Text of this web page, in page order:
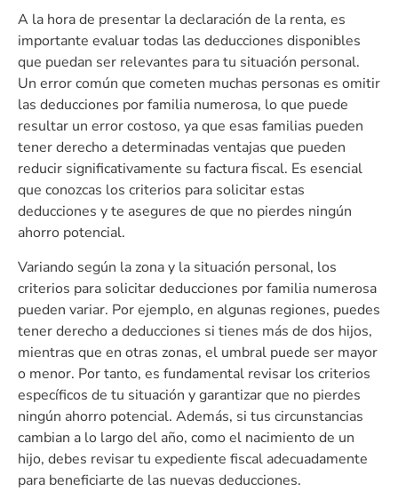
A la hora de presentar la declaración de la renta, es
importante evaluar todas las deducciones disponibles
que puedan ser relevantes para tu situación personal.
Un error común que cometen muchas personas es omitir
las deducciones por familia numerosa, lo que puede
resultar un error costoso, ya que esas familias pueden
tener derecho a determinadas ventajas que pueden
reducir significativamente su factura fiscal. Es esencial
que conozcas los criterios para solicitar estas
deducciones y te asegures de que no pierdes ningún
ahorro potencial.
Variando según la zona y la situación personal, los
criterios para solicitar deducciones por familia numerosa
pueden variar. Por ejemplo, en algunas regiones, puedes
tener derecho a deducciones si tienes más de dos hijos,
mientras que en otras zonas, el umbral puede ser mayor
o menor. Por tanto, es fundamental revisar los criterios
específicos de tu situación y garantizar que no pierdes
ningún ahorro potencial. Además, si tus circunstancias
cambian a lo largo del año, como el nacimiento de un
hijo, debes revisar tu expediente fiscal adecuadamente
para beneficiarte de las nuevas deducciones.